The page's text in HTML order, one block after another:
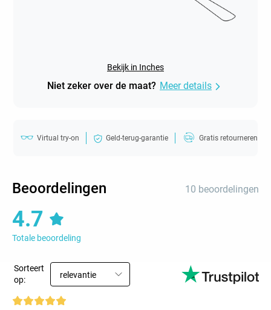
Bekijk in Inches
Niet zeker over de maat? Meer details
Virtual try-on Geld-terug-garantie Gratis retourneren
Beoordelingen 10 beoordelingen
4.7
Totale beoordeling
Sorteert
op:
relevantie